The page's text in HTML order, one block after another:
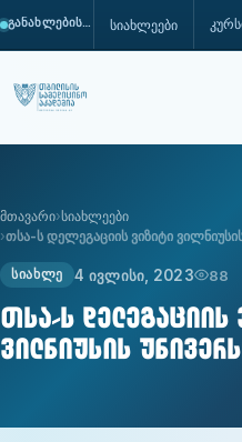
განახლების პროცესშია სიახლეები
მთავარი სიახლეები
თსა-ს დელეგაციის ვიზიტი
ᲡᲘᲐᲮᲚᲔ 4 ივლისი, 2023 88
თსა-ს
ვილნიუსის